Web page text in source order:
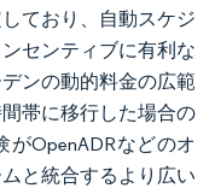
ており、自動スケジ
センティブに有利な
ンの動的料金の広範
帯に移行した場合の
OpenADRなどのオ
と統合するより広い